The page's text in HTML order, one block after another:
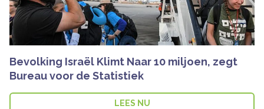
Bevolking Israël Klimt Naar 10 miljoen, zegt
Bureau voor de Statistiek
LEES NU